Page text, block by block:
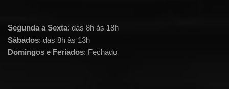
Segunda a Sexta: das 8h às 18h
Sábados: das 8h às 13h
Domingos e Feriados: Fechado